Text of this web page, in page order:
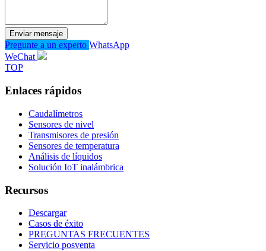
Enviar mensaje
Pregunte a un experto WhatsApp
WeChat
TOP
Enlaces rápidos
Caudalímetros
Sensores de nivel
Transmisores de presión
Sensores de temperatura
Análisis de líquidos
Solución IoT inalámbrica
Recursos
Descargar
Casos de éxito
PREGUNTAS FRECUENTES
Servicio posventa